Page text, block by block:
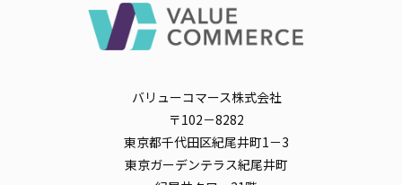
バリューコマース株式会社
〒102－8282
東京都千代田区紀尾井町1－3
東京ガーデンテラス紀尾井町